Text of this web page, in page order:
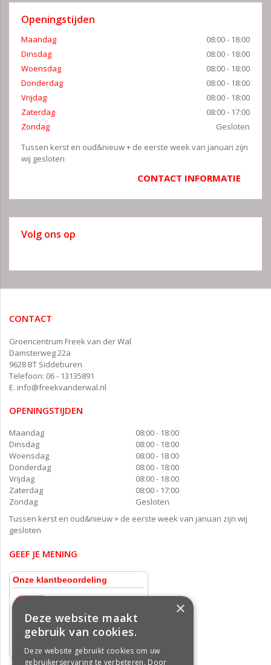
Openingstijden
Maandag
08:00 - 18:00
Dinsdag
08:00 - 18:00
Woensdag
08:00 - 18:00
Donderdag
08:00 - 18:00
Vrijdag
08:00 - 18:00
Zaterdag
08:00 - 17:00
Zondag
Gesloten
Tussen kerst en oud&nieuw + de eerste week van januari zijn
wij gesloten
CONTACT INFORMATIE
Volg ons op
CONTACT
Groencentrum Freek van der Wal
Damsterweg 22a
9628 BT Siddeburen
Telefoon: 06 - 13135891
E. info@freekvanderwal.nl
OPENINGSTIJDEN
Maandag
08:00 - 18:00
Dinsdag
08:00 - 18:00
Woensdag
08:00 - 18:00
Donderdag
08:00 - 18:00
Vrijdag
08:00 - 18:00
Zaterdag
08:00 - 17:00
Zondag
Gesloten
Tussen kerst en oud&nieuw + de eerste week van januari zijn wij
gesloten
GEEF JE MENING
×
Deze website maakt
gebruik van cookies.
Deze website gebruikt cookies om uw
gebruikerservaring te verbeteren. Door